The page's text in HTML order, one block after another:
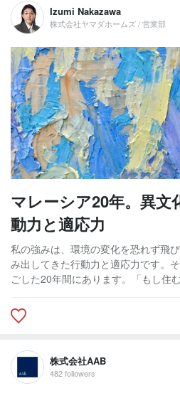
Izumi Nakazawa
株式会社ヤマダホームズ / 営業部
マレーシア20年。異文
動力と適応力
私の強みは、環境の変化を恐れず飛
み出してきた行動力と適応力です。
ごした20年間にあります。「もし住
株式会社AAB
482 followers